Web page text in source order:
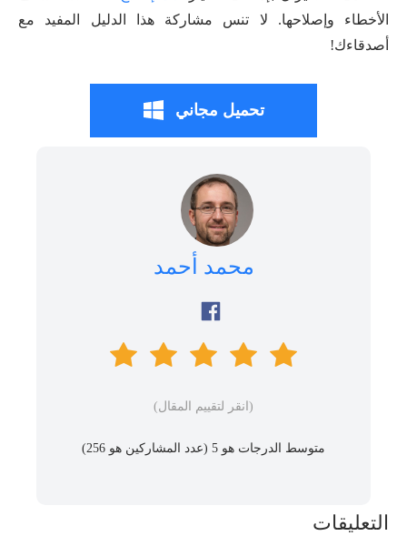
الأخطاء وإصلاحها. لا تنس مشاركة هذا الدليل المفيد مع
أصدقاءك!
تحميل مجاني
محمد أحمد
(انقر لتقييم المقال)
متوسط ​​الدرجات هو 5 (عدد المشاركين هو 256
)
التعليقات